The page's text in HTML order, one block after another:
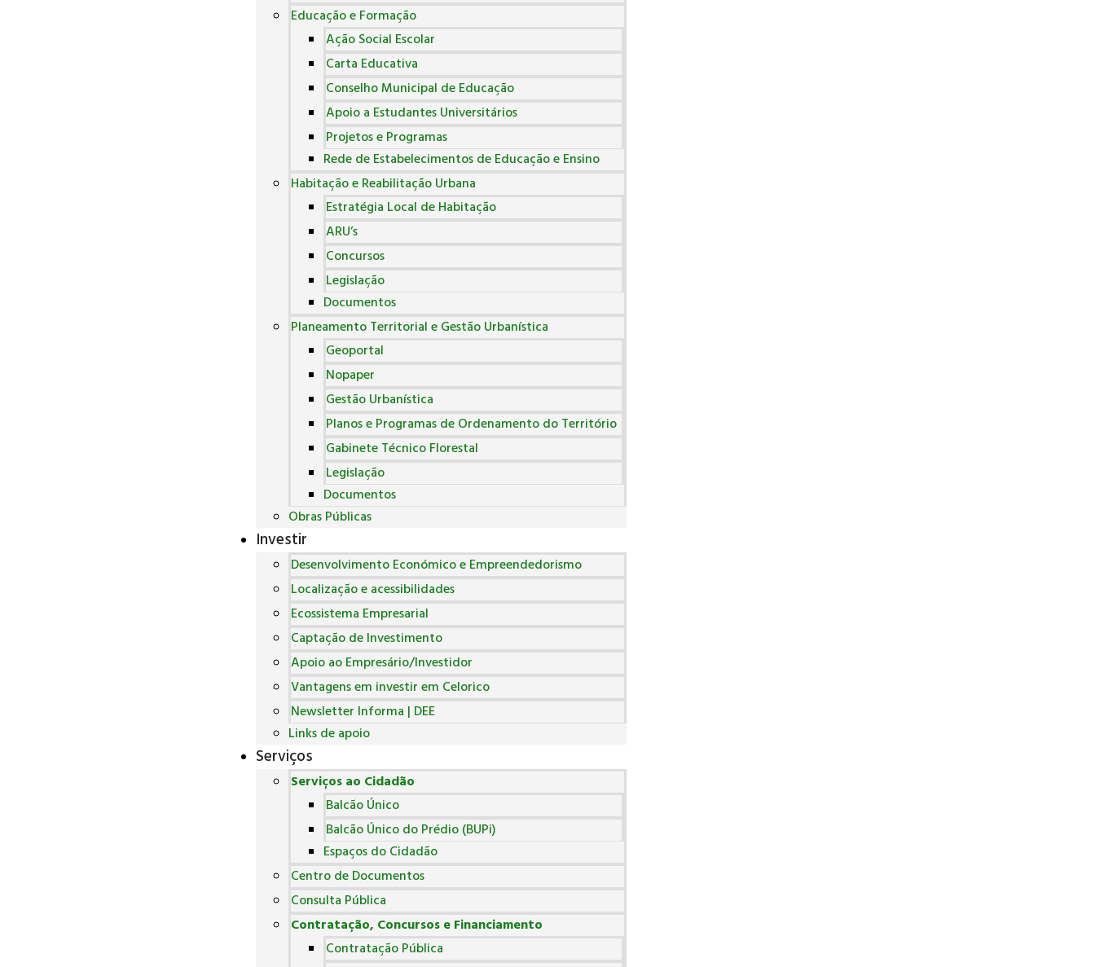
Educação e Formação
Ação Social Escolar
Carta Educativa
Conselho Municipal de Educação
Apoio a Estudantes Universitários
Projetos e Programas
Rede de Estabelecimentos de Educação e Ensino
Habitação e Reabilitação Urbana
Estratégia Local de Habitação
ARU’s
Concursos
Legislação
Documentos
Planeamento Territorial e Gestão Urbanística
Geoportal
Nopaper
Gestão Urbanística
Planos e Programas de Ordenamento do Território
Gabinete Técnico Florestal
Legislação
Documentos
Obras Públicas
Investir
Desenvolvimento Económico e Empreendedorismo
Localização e acessibilidades
Ecossistema Empresarial
Captação de Investimento
Apoio ao Empresário/Investidor
Vantagens em investir em Celorico
Newsletter Informa | DEE
Links de apoio
Serviços
Serviços ao Cidadão
Balcão Único
Balcão Único do Prédio (BUPi)
Espaços do Cidadão
Centro de Documentos
Consulta Pública
Contratação, Concursos e Financiamento
Contratação Pública